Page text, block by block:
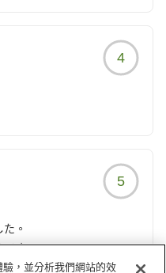
4
5
。
です。
，並分析我們網站的效